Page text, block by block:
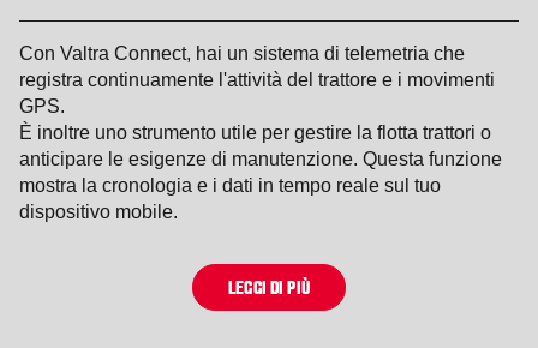
Con Valtra Connect, hai un sistema di telemetria che
registra continuamente l'attività del trattore e i movimenti
GPS.
È inoltre uno strumento utile per gestire la flotta trattori o
anticipare le esigenze di manutenzione. Questa funzione
mostra la cronologia e i dati in tempo reale sul tuo
dispositivo mobile.
LEGGI DI PIÙ